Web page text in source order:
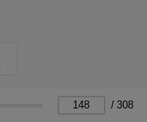
/ 308